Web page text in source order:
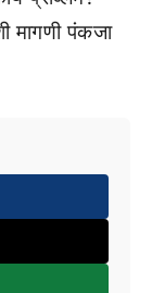
मागणी पंकजा